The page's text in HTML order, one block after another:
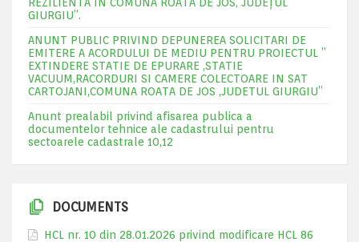
GIURGIU”.
ANUNT PUBLIC PRIVIND DEPUNEREA SOLICITARI DE
EMITERE A ACORDULUI DE MEDIU PENTRU PROIECTUL ”
EXTINDERE STATIE DE EPURARE ,STATIE
VACUUM,RACORDURI SI CAMERE COLECTOARE IN SAT
CARTOJANI,COMUNA ROATA DE JOS ,JUDETUL GIURGIU”
Anunt prealabil privind afisarea publica a
documentelor tehnice ale cadastrului pentru
sectoarele cadastrale 10,12
DOCUMENTS
HCL nr. 10 din 28.01.2026 privind modificare HCL 86